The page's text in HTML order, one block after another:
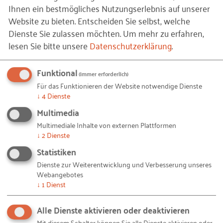
Anteil der technologieintensiven Gründungen in
Deutschland höher als in den USA:
Deutschland belegt bei der Betrachtung von
ausgewählten Referenzländern mit hohem
Einkommen einen Platz im Mittelfeld. Etwas mehr
als 9 % der Gründungen weisen eine mittlere oder
hohe Technologieintensivität auf. Das
Vergleichsland mit dem höchsten Wert ist Irland
mit 13,2 %. Am unteren Ende steht die USA mit
einem Wert von 5,2 %. Dieses Ergebnis ist ein Indiz
dafür, dass das Image von Gründungen in den USA
von den anteilsmäßig wenigen Hightech-
Gründungen etwa in Kalifornien oder an der
Ostküste um Boston geprägt ist, aber der bei
Weitem größte Teil der Gründungen in diesem Land
Ihnen ein bestmögliches Nutzungserlebnis auf unserer
Website zu bieten. Entscheiden Sie selbst, welche
Dienste Sie zulassen möchten.Um mehr zu erfahren,
lesen Sie bitte unsereDatenschutzerklärung.
Funktional(immer erforderlich)
Für das Funktionieren der Website notwendige Dienste
↓ 4Dienste
Multimedia
Multimediale Inhalte von externen Plattformen
↓ 2Dienste
Statistiken
Dienste zur Weiterentwicklung und Verbesserung unseres
Webangebotes
↓ 1 Dienst
Alle Dienste aktivieren oder deaktivieren